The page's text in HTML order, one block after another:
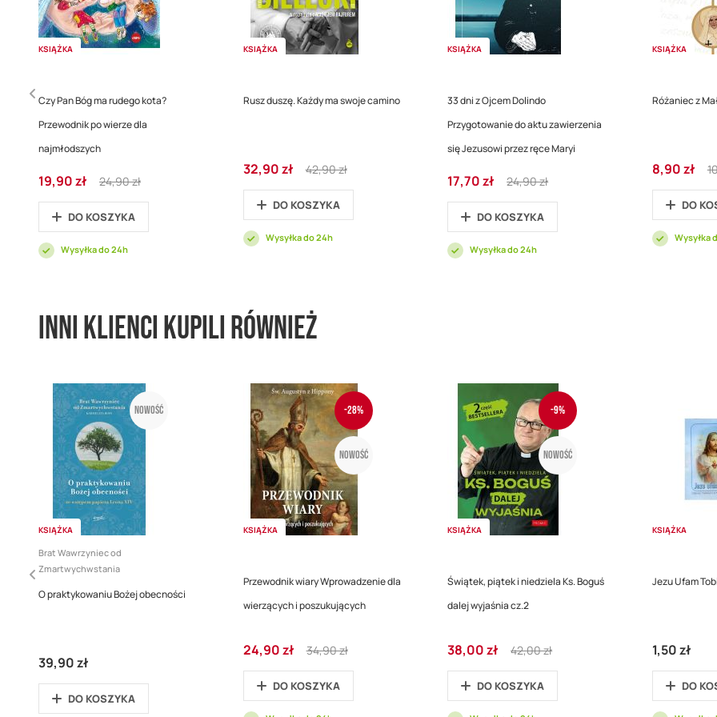
KSIĄŻKA
Czy Pan Bóg ma rudego kota?
Przewodnik po wierze dla
najmłodszych
Cena
promocyjna
19,90 zł
Regular
Price
24,90 zł
DO KOSZYKA
Wysyłka do 24h
KSIĄŻKA
Rusz duszę. Każdy ma swoje camino
Cena
promocyjna
32,90 zł
Regular
Price
42,90 zł
DO KOSZYKA
Wysyłka do 24h
KSIĄŻKA
33 dni z Ojcem Dolindo
Przygotowanie do aktu zawierzenia
się Jezusowi przez ręce Maryi
Cena
promocyjna
17,70 zł
Regular
Price
24,90 zł
DO KOSZYKA
Wysyłka do 24h
KSIĄŻKA
Różaniec z
Cena
promocyjna
8,90 zł
DO
Wysyłka
Inni klienci kupili również
Nowość
KSIĄŻKA
Brat Wawrzyniec od
Zmartwychwstania
O praktykowaniu Bożej obecności
39,90 zł
DO KOSZYKA
-28%
Nowość
KSIĄŻKA
Przewodnik wiary Wprowadzenie dla
wierzących i poszukujących
Cena
promocyjna
24,90 zł
Regular
Price
34,90 zł
DO KOSZYKA
-9%
Nowość
KSIĄŻKA
Świątek, piątek i niedziela Ks. Boguś
dalej wyjaśnia cz.2
Cena
promocyjna
38,00 zł
Regular
Price
42,00 zł
DO KOSZYKA
KSIĄŻKA
Jezu Ufam
1,50 zł
DO